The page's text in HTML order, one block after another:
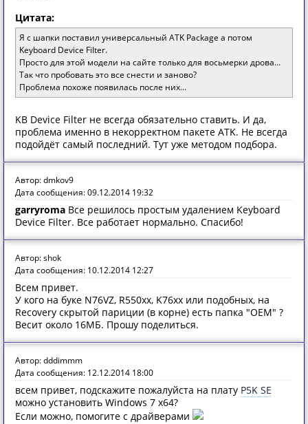
Цитата:
Я с шапки поставил универсальный ATK Package а потом
Keyboard Device Filter.
Просто для этой модели на сайте только для восьмерки дрова...
Так что пробовать это все снести и заново?
Проблема похоже появилась после них...
KB Device Filter не всегда обязательно ставить. И да,
проблема именно в некорректном пакете ATK. Не всегда
подойдёт самый последний. Тут уже методом подбора.
Автор: dmkov9
Дата сообщения: 09.12.2014 19:32
garryroma Все решилось простым удалением Keyboard
Device Filter. Все работает нормально. Спасибо!
Автор: shok
Дата сообщения: 10.12.2014 12:27
Всем привет.
У кого на буке N76VZ, R550xx, K76xx или подобных, на
Recovery скрытой париции (в корне) есть папка "OEM" ?
Весит около 16МБ. Прошу поделиться.
Автор: dddimmm
Дата сообщения: 12.12.2014 18:00
всем привет, подскажите пожалуйста на плату P5K SE
можно установить Windows 7 x64?
Если можно, помогите с драйверами